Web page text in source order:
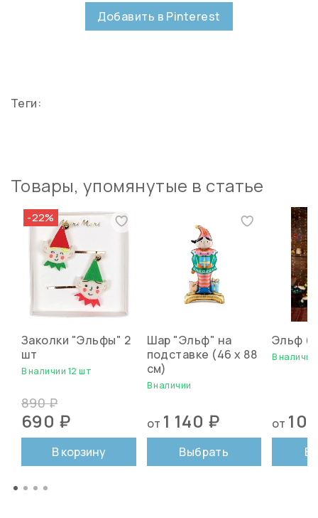
Добавить в Pinterest
Теги:
Товары, упомянутые в статье
-22%
Заколки "Эльфы" 2
шт
В наличии 12 шт
890 ₽
690 ₽
В корзину
Шар "Эльф" на
подставке (46 х 88
см)
В наличии
от 1 140 ₽
Выбрать
Эльф
В наличии
от 10